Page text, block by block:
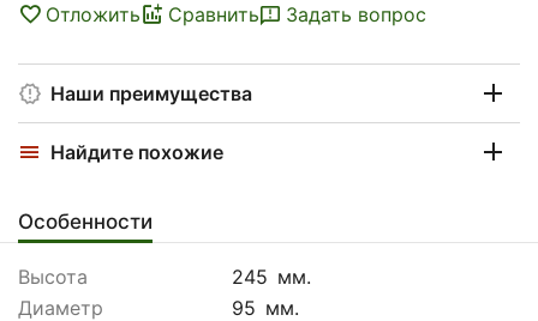
Отложить Сравнить Задать вопрос
Наши преимущества
Найдите похожие
Особенности
Высота 245 мм.
Диаметр
95 мм.